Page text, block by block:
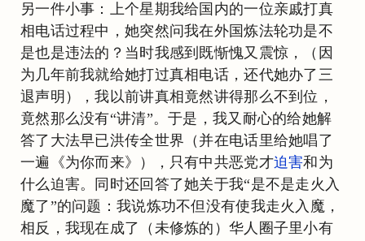
另一件小事：上个星期我给国内的一位亲戚打真
相电话过程中，她突然问我在外国炼法轮功是不
是也是违法的？当时我感到既惭愧又震惊，（因
为几年前我就给她打过真相电话，还代她办了三
退声明），我以前讲真相竟然讲得那么不到位，
竟然那么没有“讲清”。于是，我又耐心的给她解
答了大法早已洪传全世界（并在电话里给她唱了
一遍《为你而来》），只有中共恶党才迫害和为
什么迫害。同时还回答了她关于我“是不是走火入
魔了”的问题：我说炼功不但没有使我走火入魔，
相反，我现在成了（未修炼的）华人圈子里小有